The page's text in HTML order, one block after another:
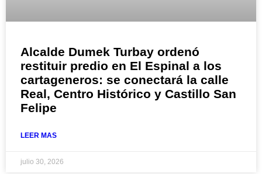
Alcalde Dumek Turbay ordenó
restituir predio en El Espinal a los
cartageneros: se conectará la calle
Real, Centro Histórico y Castillo San
Felipe
LEER MAS
julio 30, 2026